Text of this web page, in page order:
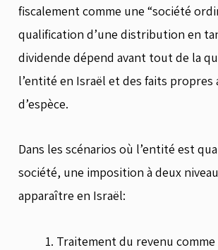
fiscalement comme une “société
qualification d’une distribution en
dividende dépend avant tout de la
l’entité en Israël et des faits propres
d’espèce.
Dans les scénarios où l’entité est
société, une imposition à deux
apparaître en Israël:
Traitement du revenu